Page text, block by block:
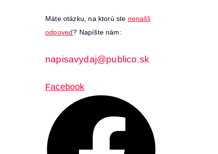
Máte otázku, na ktorú ste nenašli
odpoveď? Napíšte nám:
napisavydaj@publico.sk
Facebook